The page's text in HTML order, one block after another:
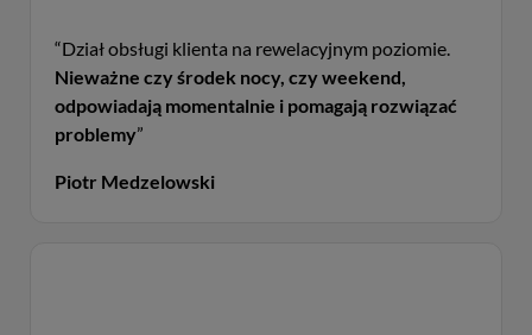
“Dział obsługi klienta na rewelacyjnym poziomie.
Nieważne czy środek nocy, czy weekend,
odpowiadają momentalnie i pomagają rozwiązać
problemy”
Piotr Medzelowski